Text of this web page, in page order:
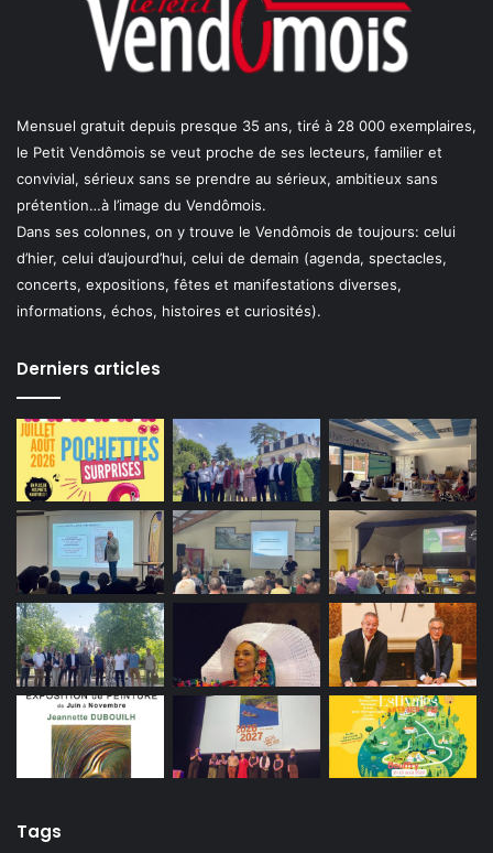
Mensuel gratuit depuis presque 35 ans, tiré à 28 000 exemplaires,
le Petit Vendômois se veut proche de ses lecteurs, familier et
convivial, sérieux sans se prendre au sérieux, ambitieux sans
prétention…à l’image du Vendômois.
Dans ses colonnes, on y trouve le Vendômois de toujours: celui
d’hier, celui d’aujourd’hui, celui de demain (agenda, spectacles,
concerts, expositions, fêtes et manifestations diverses,
informations, échos, histoires et curiosités).
Derniers articles
Tags